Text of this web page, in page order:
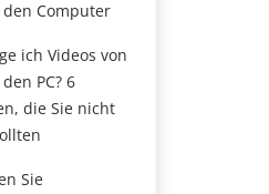
Computer
ich Videos von
PC? 6
die Sie nicht
Sie